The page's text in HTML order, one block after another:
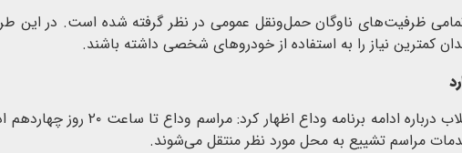
ظرفیت‌های ناوگان حمل‌ونقل عمومی در نظر گرفته شده است. در این
کمترین نیاز را به استفاده از خودروهای شخصی داشته باشند.
رئیس ستاد برگزاری آیین وداع، نماز و تشییع
مراسم تشییع به محل مورد نظر منتقل می‌شوند.